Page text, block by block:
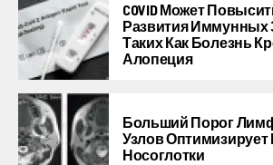
COVID Может
Развития Иммунных
Таких Как Болезнь
Алопеция
Больший Порог
Узлов
Носоглотки